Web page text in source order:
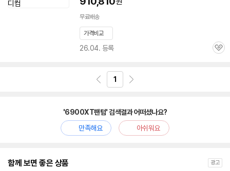
무료배송
가격비교
26.04. 등록
관
1
'6900XT팬텀' 검색결과 어떠셨나요?
만족해요
아쉬워요
함께 보면 좋은 상품 광고